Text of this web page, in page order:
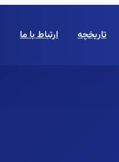
تاریخچه ارتباط با ما